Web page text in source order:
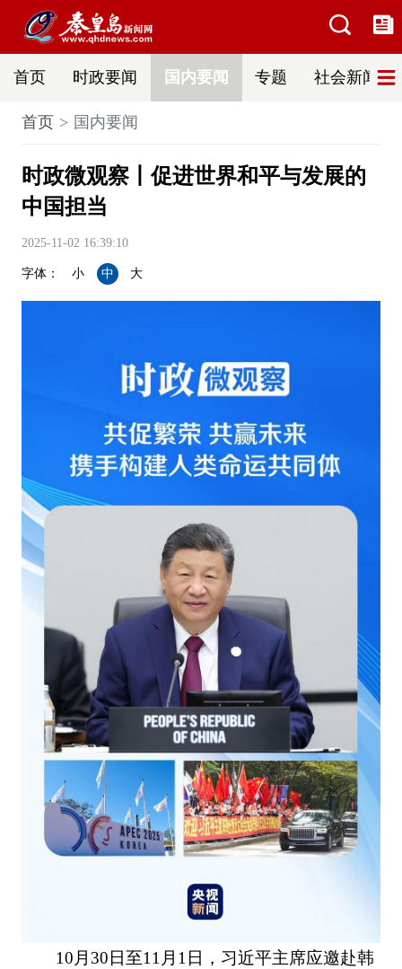
首页 时政要闻 国内要闻 专题 社会新闻
首页 国内要闻
时政微观察丨促进世界和平与发展的
中国担当
2025-11-02 16:39:10
字体： 小 中 大
10月30日至11月1日，习近平主席应邀赴韩